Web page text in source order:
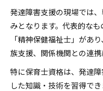
発達障害支援の現場では
みとなります。代表的な
「精神保健福祉士」があ
族支援、関係機関との連携
特に保育士資格は、発達
した知識・技術を習得で